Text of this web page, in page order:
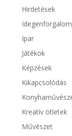
Hirdetések
Idegenforgalom
Ipar
Játékok
Képzések
Kikapcsolódás
Kreatív ötletek
Művészet